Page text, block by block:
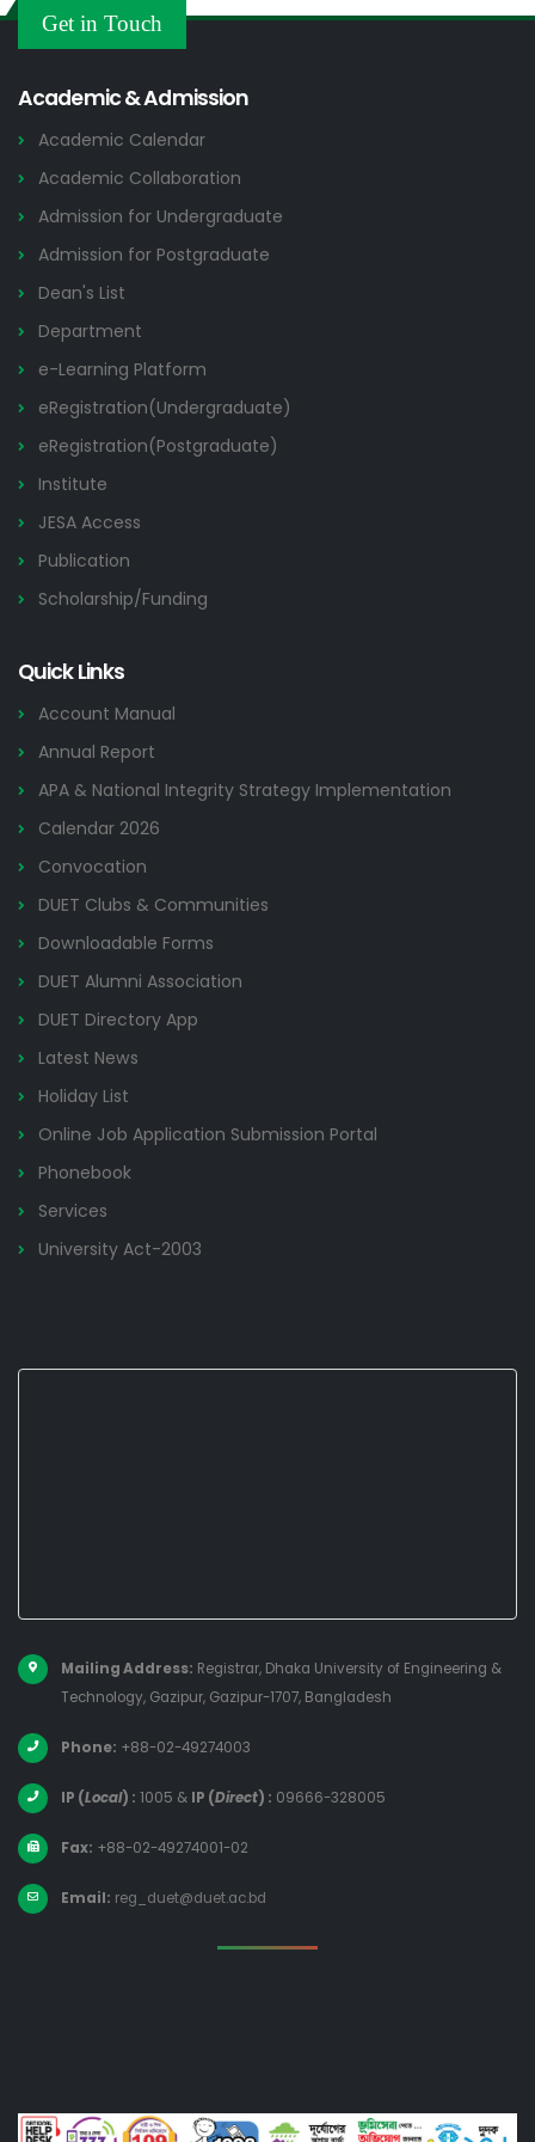
2026
Others
Get in Touch
Academic & Admission
Academic Calendar
Academic Collaboration
Admission for Undergraduate
Admission for Postgraduate
Dean's List
Department
e-Learning Platform
eRegistration(Undergraduate)
eRegistration(Postgraduate)
Institute
JESA Access
Publication
Scholarship/Funding
Quick Links
Account Manual
Annual Report
APA & National Integrity Strategy Implementation
Calendar 2026
Convocation
DUET Clubs & Communities
Downloadable Forms
DUET Alumni Association
DUET Directory App
Latest News
Holiday List
Online Job Application Submission Portal
Phonebook
Services
University Act-2003
Mailing Address: Registrar, Dhaka University of Engineering &
Technology, Gazipur, Gazipur-1707, Bangladesh
Phone: +88-02-49274003
IP (Local) : 1005 & IP (Direct) : 09666-328005
Fax: +88-02-49274001-02
Email: reg_duet@duet.ac.bd